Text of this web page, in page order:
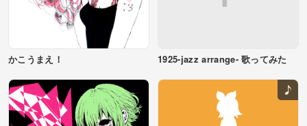
かこうまえ！ 1925-jazz arrange- 歌ってみた